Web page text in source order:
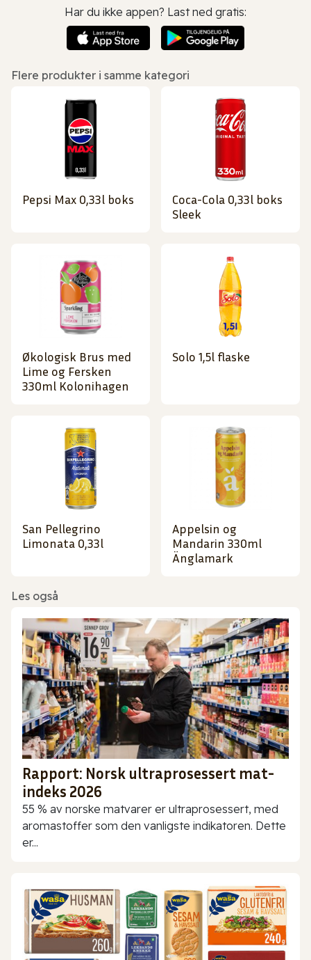
Har du ikke appen? Last ned gratis:
Flere produkter i samme kategori
Pepsi Max 0,33l boks
Coca-Cola 0,33l boks
Sleek
Økologisk Brus med
Lime og Fersken
330ml Kolonihagen
Solo 1,5l flaske
San Pellegrino
Limonata 0,33l
Appelsin og
Mandarin 330ml
Änglamark
Les også
Rapport: Norsk ultraprosessert mat-
indeks 2026
55 % av norske matvarer er ultraprosessert, med
aromastoffer som den vanligste indikatoren. Dette
er...